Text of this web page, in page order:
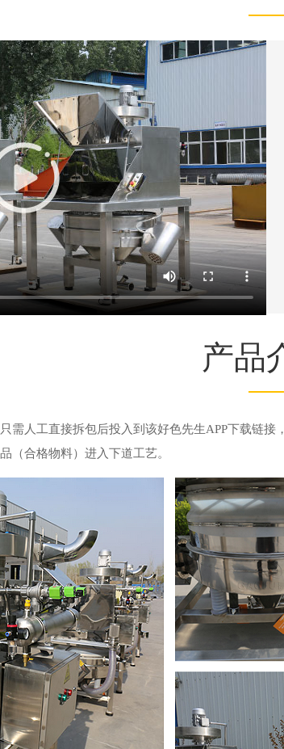
产品
需人工直接拆包后投入到该好色先生APP下载链
（合格物料）进入下道工艺。